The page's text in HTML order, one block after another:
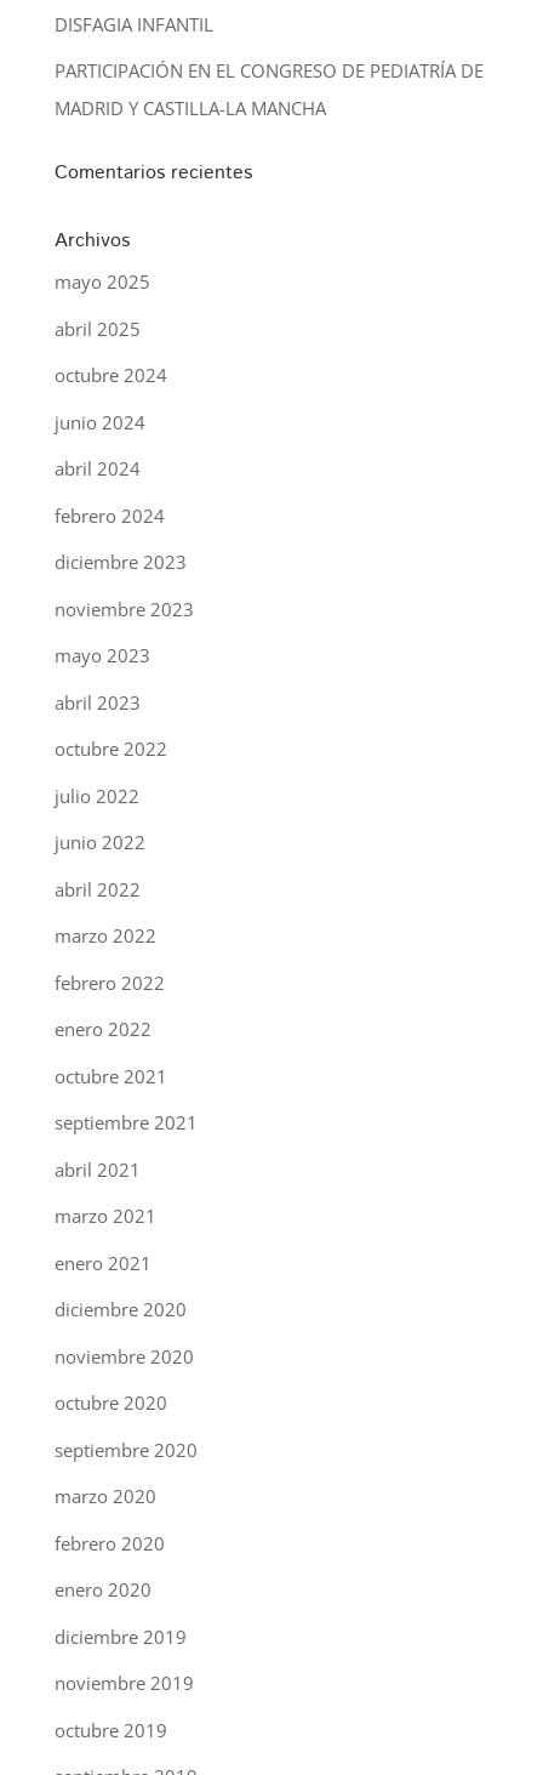
DISFAGIA INFANTIL
PARTICIPACIÓN EN EL CONGRESO DE PEDIATRÍA DE
MADRID Y CASTILLA-LA MANCHA
Comentarios recientes
Archivos
mayo 2025
abril 2025
octubre 2024
junio 2024
abril 2024
febrero 2024
diciembre 2023
noviembre 2023
mayo 2023
abril 2023
octubre 2022
julio 2022
junio 2022
abril 2022
marzo 2022
febrero 2022
enero 2022
octubre 2021
septiembre 2021
abril 2021
marzo 2021
enero 2021
diciembre 2020
noviembre 2020
octubre 2020
septiembre 2020
marzo 2020
febrero 2020
enero 2020
diciembre 2019
noviembre 2019
octubre 2019